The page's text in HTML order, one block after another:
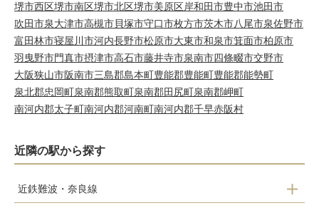
堺市西区堺市南区堺市北区堺市美原区岸和田市豊中市池田市
吹田市泉大津市高槻市貝塚市守口市枚方市茨木市八尾市泉佐野市
富田林市寝屋川市河内長野市松原市大東市和泉市箕面市柏原市
羽曳野市門真市摂津市高石市藤井寺市泉南市四條畷市交野市
大阪狭山市阪南市三島郡島本町豊能郡豊能町豊能郡能勢町
泉北郡忠岡町泉南郡熊取町泉南郡田尻町泉南郡岬町
南河内郡太子町南河内郡河南町南河内郡千早赤阪村
近隣の駅から探す
近鉄難波・奈良線